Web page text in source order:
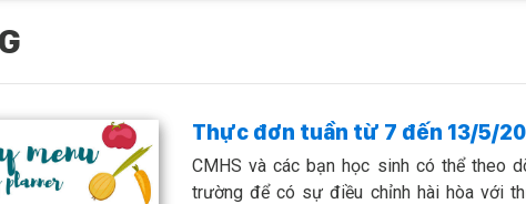
Thực đơn tuần từ 7 đến 13/5/
CMHS và các bạn học sinh có thể theo
trường để có sự điều chỉnh hài hòa với